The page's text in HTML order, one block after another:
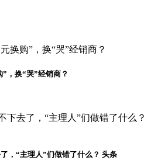
，换“哭”经销商？
，“主理人”们做错了什么？ 头条